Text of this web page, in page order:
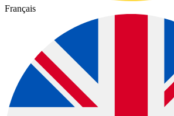
Français